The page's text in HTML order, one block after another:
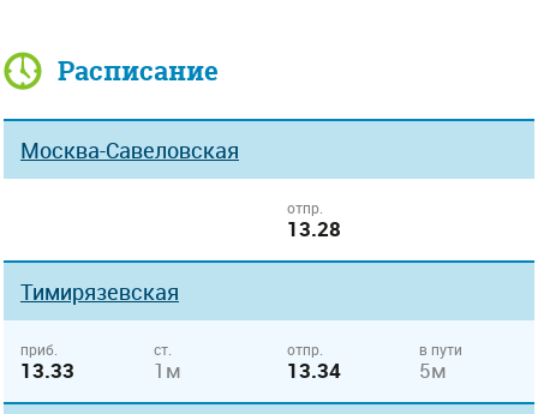
Расписание
Москва-Савеловская
отпр.
13.28
Тимирязевская
приб.
13.33
ст.
1м
отпр.
13.34
в пути
5м